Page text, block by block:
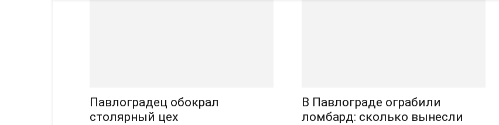
Павлоградец обокрал
столярный цех
В Павлограде ограбили
ломбард: сколько вынесли